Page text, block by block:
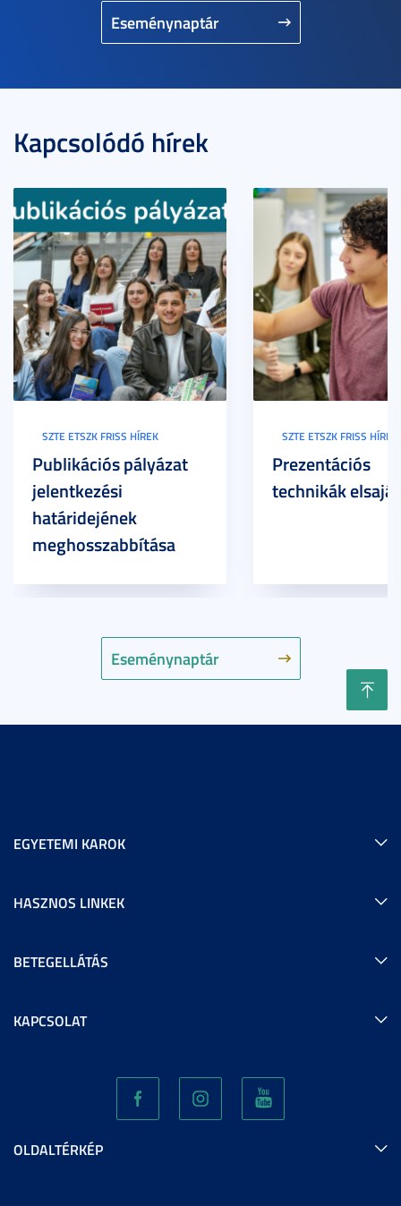
Eseménynaptár
Kapcsolódó hírek
Eseménynaptár
SZTE ETSZK FRISS HÍREK
Publikációs pályázat
jelentkezési
határidejének
meghosszabbítása
SZTE ETSZK FRISS HÍREK
Prezentációs
technikák
EGYETEMI KAROK
HASZNOS LINKEK
BETEGELLÁTÁS
KAPCSOLAT
OLDALTÉRKÉP